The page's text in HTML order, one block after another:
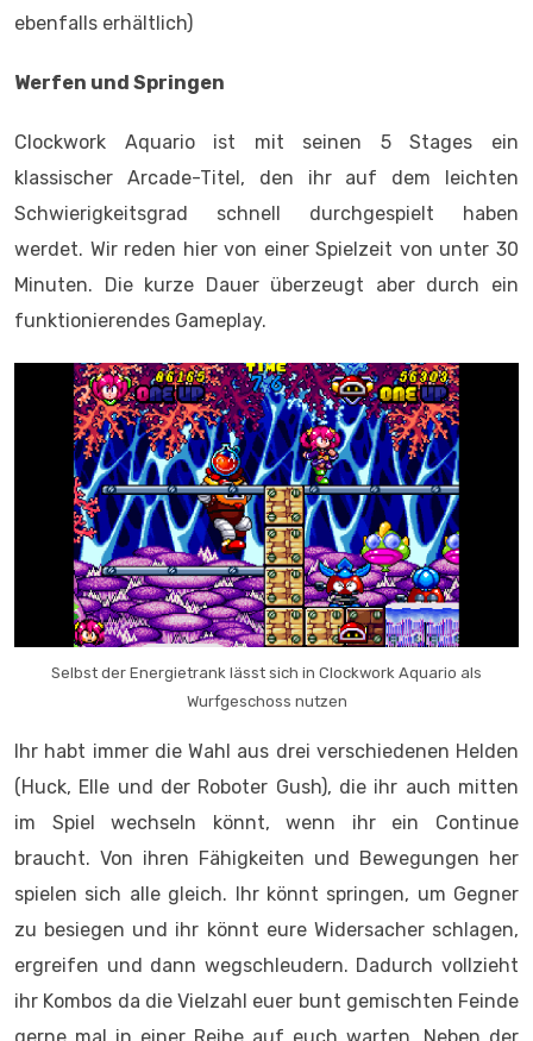
ebenfalls erhältlich)
Werfen und Springen
Clockwork Aquario ist mit seinen 5 Stages ein
klassischer Arcade-Titel, den ihr auf dem leichten
Schwierigkeitsgrad schnell durchgespielt haben
werdet. Wir reden hier von einer Spielzeit von unter 30
Minuten. Die kurze Dauer überzeugt aber durch ein
funktionierendes Gameplay.
Selbst der Energietrank lässt sich in Clockwork Aquario als
Wurfgeschoss nutzen
Ihr habt immer die Wahl aus drei verschiedenen Helden
(Huck, Elle und der Roboter Gush), die ihr auch mitten
im Spiel wechseln könnt, wenn ihr ein Continue
braucht. Von ihren Fähigkeiten und Bewegungen her
spielen sich alle gleich. Ihr könnt springen, um Gegner
zu besiegen und ihr könnt eure Widersacher schlagen,
ergreifen und dann wegschleudern. Dadurch vollzieht
ihr Kombos da die Vielzahl euer bunt gemischten Feinde